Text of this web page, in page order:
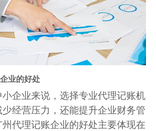
业的好处
企业来说，选择专业代理记账机
经营压力，还能提升企业财务管
代理记账企业的好处主要体现在